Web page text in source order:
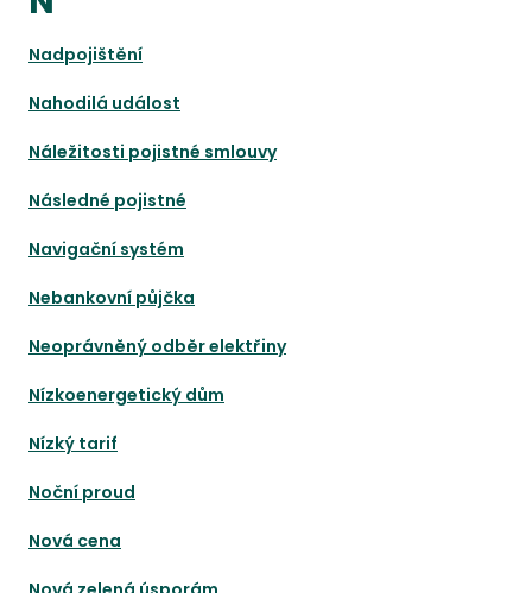
Nadpojištění
Nahodilá událost
Náležitosti pojistné smlouvy
Následné pojistné
Navigační systém
Nebankovní půjčka
Neoprávněný odběr elektřiny
Nízkoenergetický dům
Nízký tarif
Noční proud
Nová cena